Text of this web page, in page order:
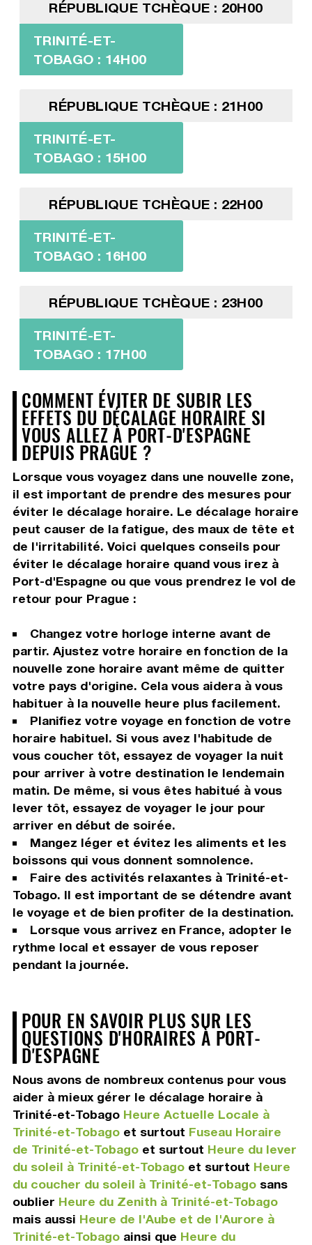
RÉPUBLIQUE TCHÈQUE : 20H00
TRINITÉ-ET-
TOBAGO : 14H00
RÉPUBLIQUE TCHÈQUE : 21H00
TRINITÉ-ET-
TOBAGO : 15H00
RÉPUBLIQUE TCHÈQUE : 22H00
TRINITÉ-ET-
TOBAGO : 16H00
RÉPUBLIQUE TCHÈQUE : 23H00
TRINITÉ-ET-
TOBAGO : 17H00
COMMENT ÉVITER DE SUBIR LES
EFFETS DU DÉCALAGE HORAIRE SI
VOUS ALLEZ À PORT-D'ESPAGNE
DEPUIS PRAGUE ?
Lorsque vous voyagez dans une nouvelle zone,
il est important de prendre des mesures pour
éviter le décalage horaire. Le décalage horaire
peut causer de la fatigue, des maux de tête et
de l'irritabilité. Voici quelques conseils pour
éviter le décalage horaire quand vous irez à
Port-d'Espagne ou que vous prendrez le vol de
retour pour Prague :
Changez votre horloge interne avant de
partir. Ajustez votre horaire en fonction de la
nouvelle zone horaire avant même de quitter
votre pays d'origine. Cela vous aidera à vous
habituer à la nouvelle heure plus facilement.
Planifiez votre voyage en fonction de votre
horaire habituel. Si vous avez l'habitude de
vous coucher tôt, essayez de voyager la nuit
pour arriver à votre destination le lendemain
matin. De même, si vous êtes habitué à vous
lever tôt, essayez de voyager le jour pour
arriver en début de soirée.
Mangez léger et évitez les aliments et les
boissons qui vous donnent somnolence.
Faire des activités relaxantes à Trinité-et-
Tobago. Il est important de se détendre avant
le voyage et de bien profiter de la destination.
Lorsque vous arrivez en France, adopter le
rythme local et essayer de vous reposer
pendant la journée.
POUR EN SAVOIR PLUS SUR LES
QUESTIONS D'HORAIRES À PORT-
D'ESPAGNE
Nous avons de nombreux contenus pour vous
aider à mieux gérer le décalage horaire à
Trinité-et-Tobago Heure Actuelle Locale à
Trinité-et-Tobagoet surtout Fuseau Horaire
de Trinité-et-Tobagoet surtout Heure du lever
du soleil à Trinité-et-Tobagoet surtout Heure
du coucher du soleil à Trinité-et-Tobagosans
oublier Heure du Zenith à Trinité-et-Tobago
mais aussi Heure de l'Aube et de l'Aurore à
Trinité-et-Tobagoainsi que Heure du